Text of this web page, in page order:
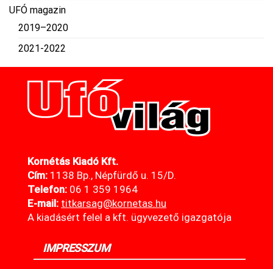
UFÓ magazin
2019–2020
2021-2022
Kornétás Kiadó Kft.
Cím: 1138 Bp., Népfürdő u. 15/D.
Telefon: 06 1 359 1964
E-mail: titkarsag@kornetas.hu
A kiadásért felel a kft. ügyvezető igazgatója
IMPRESSZUM